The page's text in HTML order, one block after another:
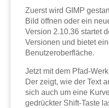
Zuerst wird GIMP
Bild öffnen oder ein
Version 2.10.36 startet
Versionen und bietet
Benutzeroberfläche.
Jetzt mit dem Pfad-
Der zeigt, wie der Text
sich auch um eine
gedrückter Shift-Taste